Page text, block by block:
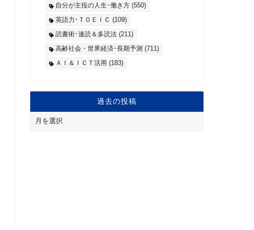
自分が主役の人生･働き方(550)
英語力･ＴＯＥＩＣ (109)
読書術･速読＆多読法(211)
高齢社会・世界経済･長期予測 (711)
ＡＩ＆ＩＣＴ活用 (183)
過去の投稿